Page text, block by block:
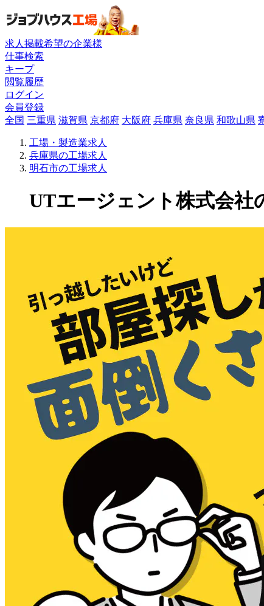
求人掲載希望の企業様
仕事検索
キープ
閲覧履歴
ログイン
会員登録
全国 三重県 滋賀県 京都府 大阪府 兵庫県 奈良県 和歌山県
工場・製造業求人
兵庫県の工場求人
明石市の工場求人
UTエージェント株式会社